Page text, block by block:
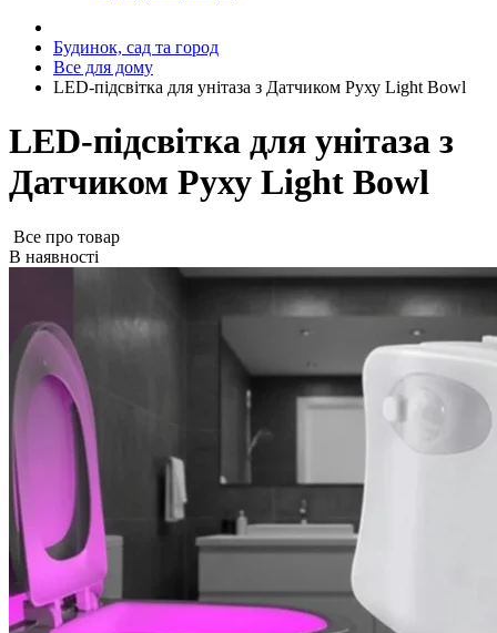
Будинок, сад та город
Все для дому
LED-підсвітка для унітаза з Датчиком Руху Light Bowl
LED-підсвітка для унітаза з
Датчиком Руху Light Bowl
Все про товар
В наявності